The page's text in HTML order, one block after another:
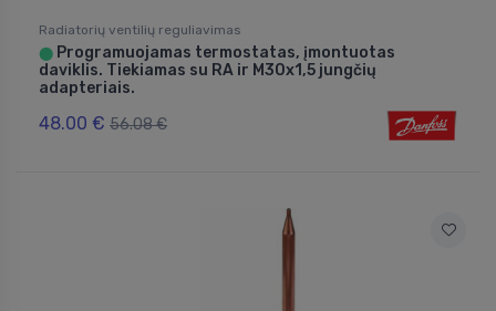
Radiatorių ventilių reguliavimas
⬤ Programuojamas termostatas, įmontuotas
daviklis. Tiekiamas su RA ir M30x1,5 jungčių
adapteriais.
48.00 € 56.08 €